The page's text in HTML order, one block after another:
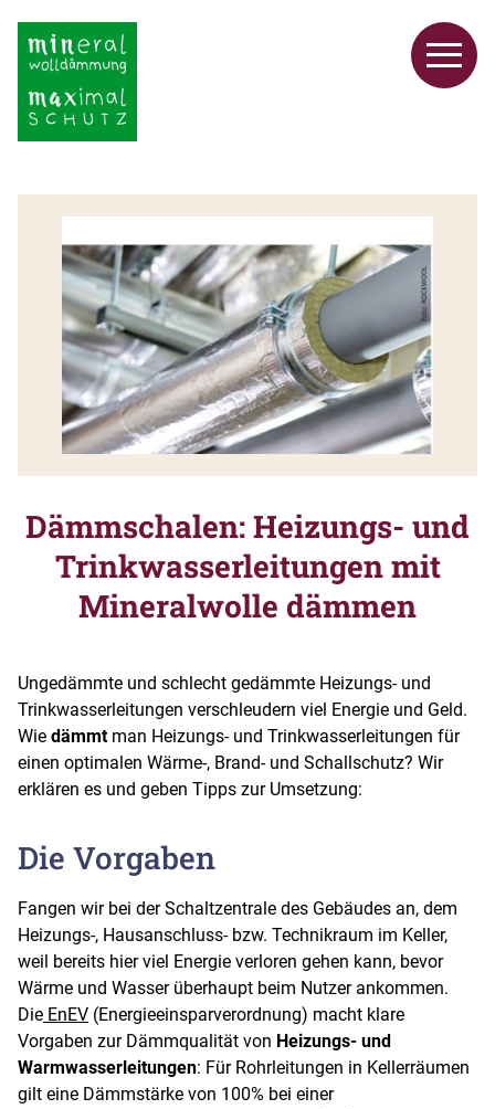
Dämmschalen: Heizungs- und
Trinkwasserleitungen mit
Mineralwolle dämmen
Ungedämmte und schlecht gedämmte Heizungs- und
Trinkwasserleitungen verschleudern viel Energie und Geld.
Wie dämmtman Heizungs- und Trinkwasserleitungen für
einen optimalen Wärme-, Brand- und Schallschutz? Wir
erklären es und geben Tipps zur Umsetzung:
Die Vorgaben
Fangen wir bei der Schaltzentrale des Gebäudes an, dem
Heizungs-, Hausanschluss- bzw. Technikraum im Keller,
weil bereits hier viel Energie verloren gehen kann, bevor
Wärme und Wasser überhaupt beim Nutzer ankommen.
Die EnEV (Energieeinsparverordnung) macht klare
Vorgaben zur Dämmqualität von Heizungs- und
Warmwasserleitungen: Für Rohrleitungen in Kellerräumen
gilt eine Dämmstärke von 100% bei einer